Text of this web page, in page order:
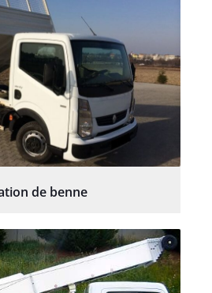
de benne